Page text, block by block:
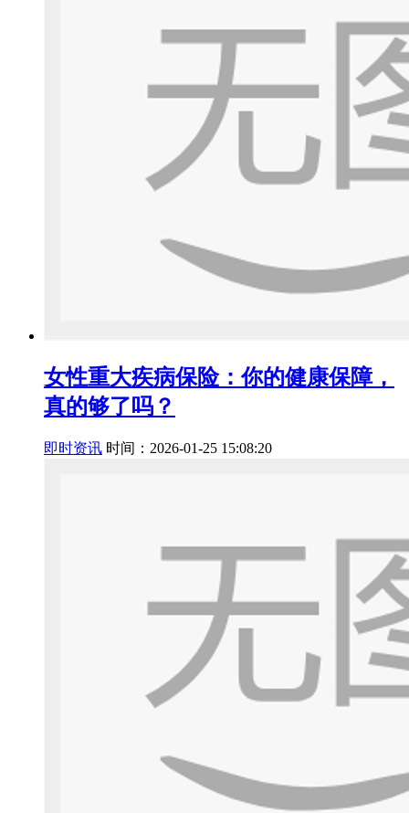
女性重大疾病保险：你的健康保障，
真的够了吗？
即时资讯 时间：2026-01-25 15:08:20